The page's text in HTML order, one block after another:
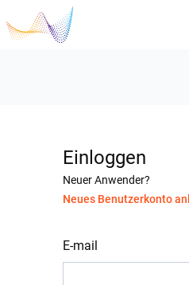
Einloggen
Neuer Anwender?
Neues Benutzerkonto
E-mail